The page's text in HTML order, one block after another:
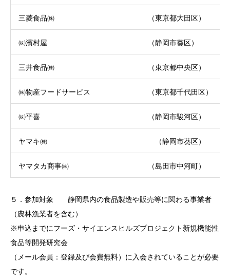
三菱食品㈱ （東京都大田区）
㈱濱村屋 （静岡市葵区）
三井食品㈱ （東京都中央区）
㈱物産フードサービス （東京都千代田区）
㈱平喜 （静岡市駿河区）
ヤマキ㈱ （静岡市葵区）
ヤマタカ商事㈱ （島田市中河町）
５．参加対象 静岡県内の食品製造や販売等に関わる事業者
（農林漁業者を含む）
※申込までにフーズ・サイエンスヒルズプロジェクト新規機能性
食品等開発研究会
（メール会員：登録及び会費無料）に入会されていることが必要
です。